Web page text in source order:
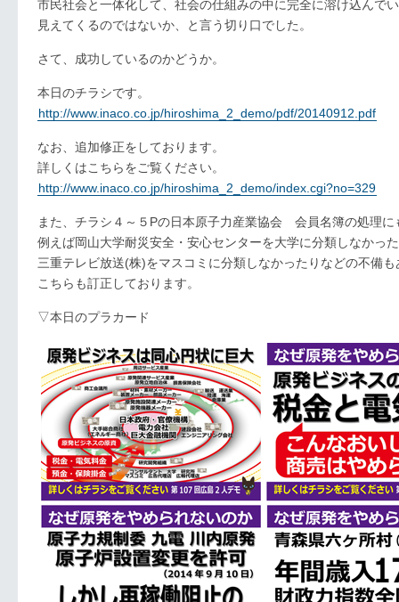
市民社会と一体化して、社会の仕組みの中に完全に溶け込んで
見えてくるのではないか、と言う切り口でした。
さて、成功しているのかどうか。
本日のチラシです。
http://www.inaco.co.jp/hiroshima_2_demo/pdf/20140912.pdf
なお、追加修正をしております。
詳しくはこちらをご覧ください。
http://www.inaco.co.jp/hiroshima_2_demo/index.cgi?no=329
また、チラシ４～５Pの日本原子力産業協会 会員名簿の処理に
例えば岡山大学耐災安全・安心センターを大学に分類しなかっ
三重テレビ放送(株)をマスコミに分類しなかったりなどの不備
こちらも訂正しております。
▽本日のプラカード